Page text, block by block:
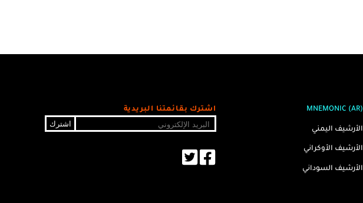
MNEMONIC (AR)
الأرشيف اليمني
الأرشيف الأوكراني
الأرشيف السوداني
اشترك بقائمتنا البريدية
اشترك